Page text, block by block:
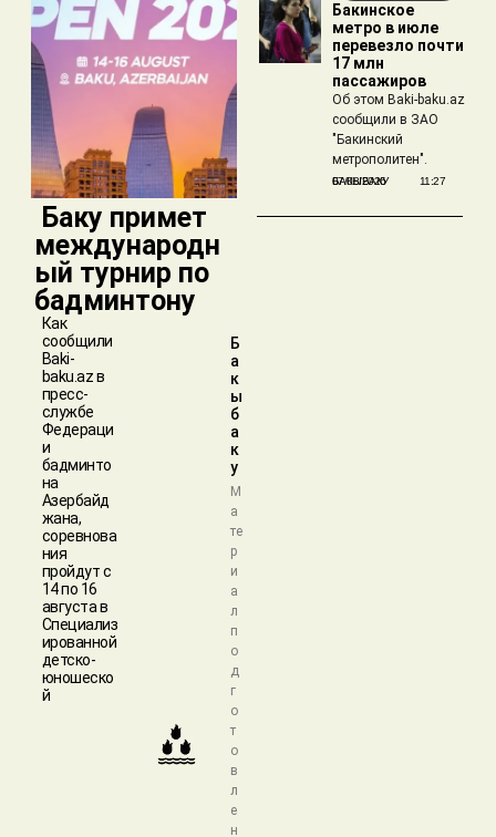
​ Баку примет
международн
ый турнир по
бадминтону
Как
сообщили
Baki-
baku.az в
пресс-
службе
Федераци
и
бадминто
на
Азербайд
жана,
соревнова
ния
пройдут с
14 по 16
августа в
Специализ
ированной
детско-
юношеско
й
Б
а
к
ы
б
а
к
у
М
а
те
р
и
а
л
п
о
д
г
о
т
о
в
л
е
н
Бакинское
метро в июле
перевезло почти
17 млн
пассажиров
Об этом Baki-baku.az
сообщили в ЗАО
"Бакинский
метрополитен".
БАКЫБАКУ
07/08/2026 11:27